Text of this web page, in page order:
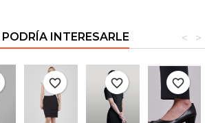
INTERESARLE >
<
favorite_border favorite_border favorite_border